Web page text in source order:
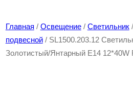
Главная / Освещение/ Светильник/
подвесной/ SL1500.203.12
Золотистый/Янтарный E14 12*40W